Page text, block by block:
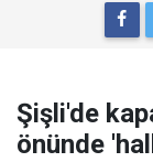
Şişli'de
önünde